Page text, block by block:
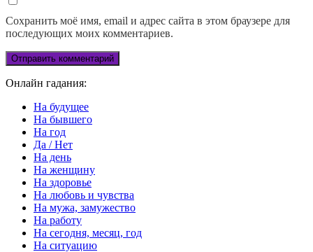
Сохранить моё имя, email и адрес сайта в этом браузере для
последующих моих комментариев.
Онлайн гадания:
На будущее
На бывшего
На год
Да / Нет
На день
На женщину
На здоровье
На любовь и чувства
На мужа, замужество
На работу
На сегодня, месяц, год
На ситуацию